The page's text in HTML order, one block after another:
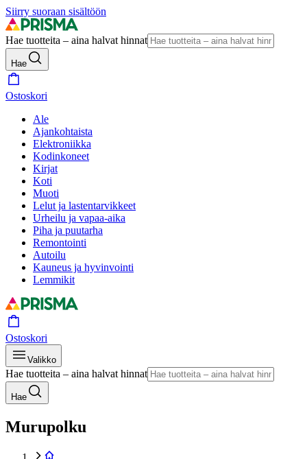
Siirry suoraan sisältöön
Hae tuotteita – aina halvat hinnat
Hae
Ostoskori
Ale
Ajankohtaista
Elektroniikka
Kodinkoneet
Kirjat
Koti
Muoti
Lelut ja lastentarvikkeet
Urheilu ja vapaa-aika
Piha ja puutarha
Remontointi
Autoilu
Kauneus ja hyvinvointi
Lemmikit
Ostoskori
Valikko
Hae tuotteita – aina halvat hinnat
Hae
Murupolku